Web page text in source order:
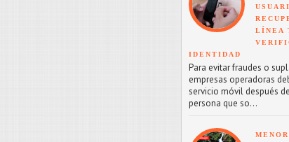
LÍNEA
IDENTIDAD
Para evitar fraudes o
empresas operadoras
servicio móvil después
persona que so...